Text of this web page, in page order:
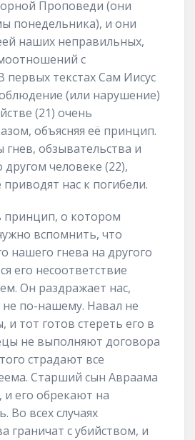
Проповеди (они
понедельника), и они
наших неправильных,
с
текстах Сам Иисус
(или нарушение)
(21) очень
объясняя её принцип.
гнев, обзывательства и
человеке (22),
нас к погибели.
принцип, о котором
вспомнить, что
нашего гнева на другого
его несоответствие
Он раздражает нас,
не по-нашему. Навал не
и тот готов стереть его в
не выполняют договора
страдают все
Старший сын Авраама
и его обрекают на
Во всех случаях
граничат с убийством, и